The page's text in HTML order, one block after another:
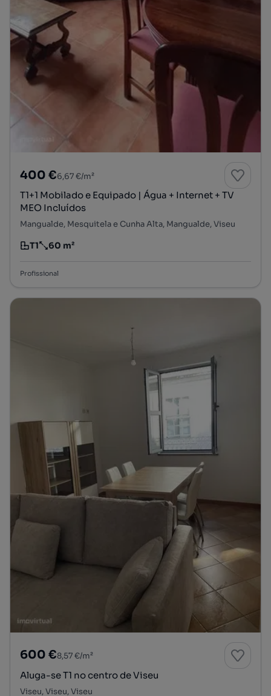
400 €6,67 €/m²
T1+1 Mobilado e Equipado | Água + Internet + TV
MEO Incluídos
Mangualde, Mesquitela e Cunha Alta, Mangualde, Viseu
Tipologia
T1
Preço por metro quadrado
60 m²
Profissional
600 €8,57 €/m²
Aluga-se T1 no centro de Viseu
Viseu, Viseu, Viseu